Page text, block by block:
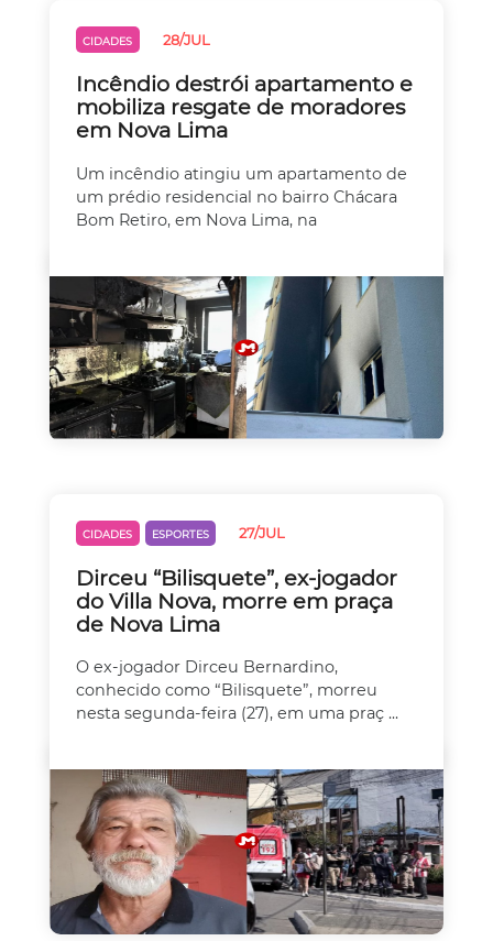
CIDADES 28/JUL
Incêndio destrói apartamento e
mobiliza resgate de moradores
em Nova Lima
Um incêndio atingiu um apartamento de
um prédio residencial no bairro Chácara
Bom Retiro, em Nova Lima, na
CIDADES ESPORTES 27/JUL
Dirceu “Bilisquete”, ex-jogador
do Villa Nova, morre em praça
de Nova Lima
O ex-jogador Dirceu Bernardino,
conhecido como “Bilisquete”, morreu
nesta segunda-feira (27), em uma praç ...